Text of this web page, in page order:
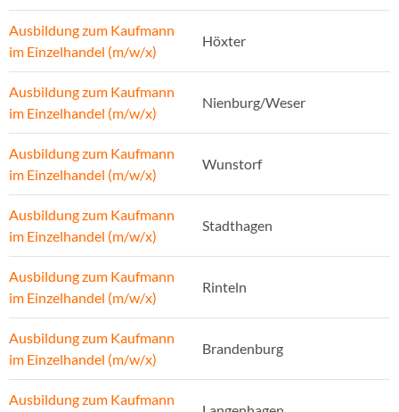
Ausbildung zum Kaufmann
im Einzelhandel (m/w/x)
Höxter
Ausbildung zum Kaufmann
im Einzelhandel (m/w/x)
Nienburg/Weser
Ausbildung zum Kaufmann
im Einzelhandel (m/w/x)
Wunstorf
Ausbildung zum Kaufmann
im Einzelhandel (m/w/x)
Stadthagen
Ausbildung zum Kaufmann
im Einzelhandel (m/w/x)
Rinteln
Ausbildung zum Kaufmann
im Einzelhandel (m/w/x)
Brandenburg
Ausbildung zum Kaufmann